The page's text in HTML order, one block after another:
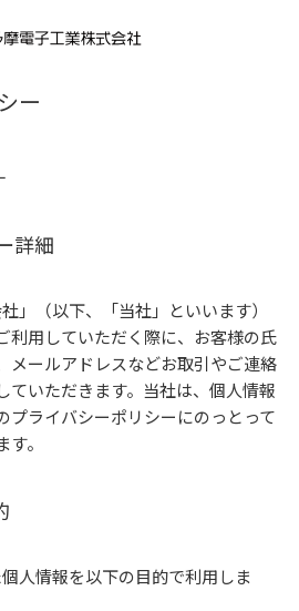
ー
詳細
」（以下、「当社」といいます）
利用していただく際に、お客様の氏
メールアドレスなどお取引やご連絡
ていただきます。当社は、個人情報
プライバシーポリシーにのっとって
。
人情報を以下の目的で利用しま